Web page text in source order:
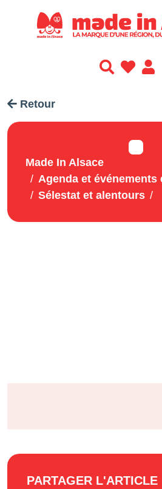
Retour
Made In Alsace
Agenda et événements
Sélestat et alentours
PARTAGER L'ARTICLE